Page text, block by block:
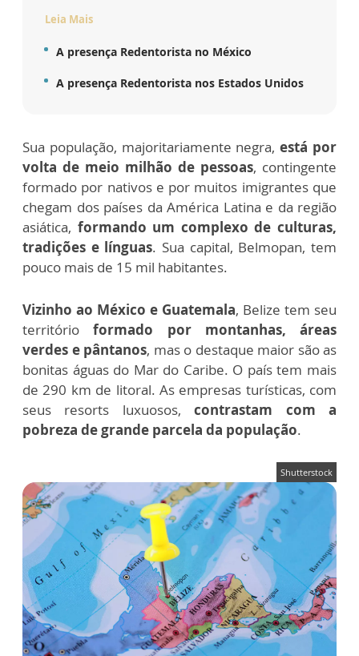
Leia Mais
A presença Redentorista no México
A presença Redentorista nos Estados Unidos
Sua população, majoritariamente negra,está por
volta de meio milhão de pessoas, contingente
formado por nativos e por muitos imigrantes que
chegam dos países da América Latina e da região
asiática, formando um complexo de culturas,
tradições e línguas. Sua capital, Belmopan, tem
pouco mais de 15 mil habitantes.
Vizinho ao México e Guatemala, Belize tem seu
territórioformado por montanhas, áreas
verdes e pântanos, mas o destaque maior são as
bonitas águas do Mar do Caribe. O país tem mais
de 290 km de litoral. As empresas turísticas, com
seus resorts luxuosos,contrastam com a
pobreza de grande parcela da população.
Shutterstock